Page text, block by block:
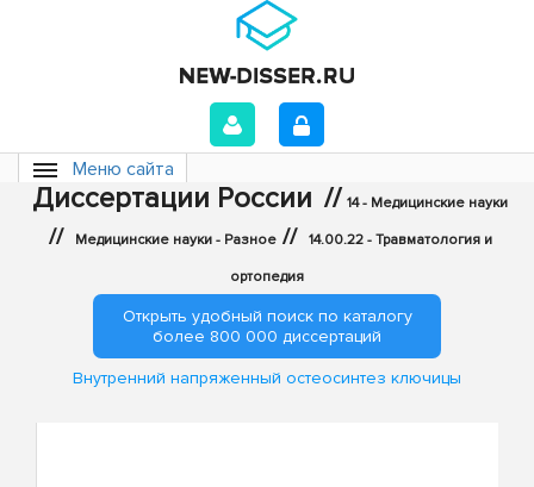
Меню сайта
Диссертации России // 14 - Медицинские науки
// Медицинские науки - Разное // 14.00.22 - Травматология и
ортопедия
Открыть удобный поиск по каталогу
более 800 000 диссертаций
Внутренний напряженный остеосинтез ключицы